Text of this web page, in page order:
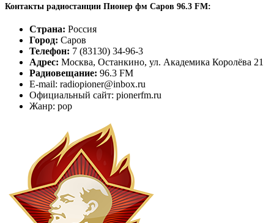
Контакты радиостанции Пионер фм Саров 96.3 FM:
Страна: Россия
Город: Саров
Телефон: 7 (83130) 34-96-3
Адрес: Москва, Останкино, ул. Академика Королёва 21
Радиовещание: 96.3 FM
E-mail: radiopioner@inbox.ru
Официальный сайт: pionerfm.ru
Жанр: pop